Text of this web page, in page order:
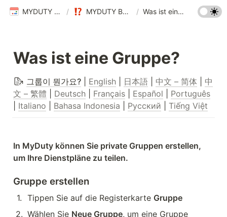
MYDUTY Help Center / MYDUTY Benutzerhandbuch / Was ist eine Gruppe?
Was ist eine Gruppe?
그룹이 뭔가요? | English | 日本語 | 中文 – 简体 | 中
文 – 繁體
Deutsch Français Español
Português
Italiano Bahasa Indonesia Русский Tiếng Việt
In MyDuty können Sie private Gruppen erstellen,
um Ihre Dienstpläne zu teilen.
Gruppe erstellen
1. Tippen Sie auf die Registerkarte Gruppe
2. Wählen Sie Neue Gruppe, um eine Gruppe